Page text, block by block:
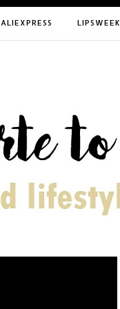
ALIEXPRESS LIPSWEEK